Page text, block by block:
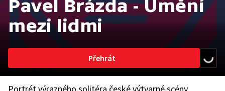
Pavel Brázda - Umění
mezi lidmi
Přehrát